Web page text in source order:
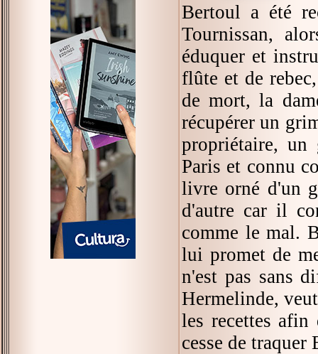
Bertoul a été
Tournissan,
éduquer et
flûte et de
de mort, la
récupérer un
propriétaire, un
Paris et connu
livre orné d'un
d'autre car il
comme le mal.
lui promet de
n'est pas sans
Hermelinde,
les recettes
cesse de traquer